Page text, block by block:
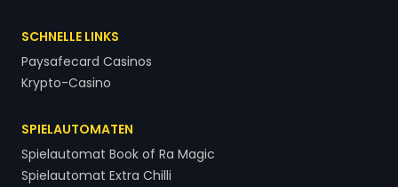
SCHNELLE LINKS
Paysafecard Casinos
Krypto-Casino
SPIELAUTOMATEN
Spielautomat Book of Ra Magic
Spielautomat Extra Chilli